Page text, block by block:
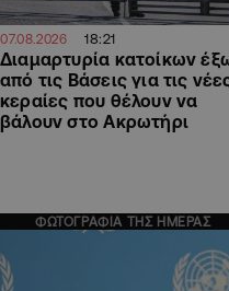
07.08.2026 18:21
Διαμαρτυρία κατοίκων
από τις Βάσεις για τις
κεραίες που θέλουν να
βάλουν στο Ακρωτήρι
ΦΩΤΟΓΡΑΦΙΑ ΤΗΣ ΗΜΕΡΑΣ